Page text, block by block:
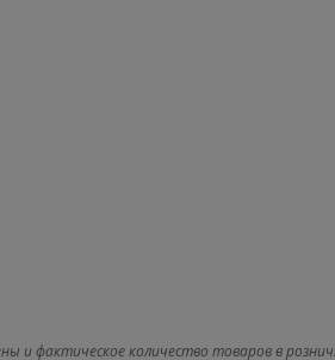
фактическое количество товаров в